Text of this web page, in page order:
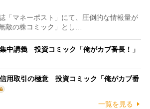
「マネーポスト」にて、圧倒的な情報量が
敵の株コミック」とし…
中講義 投資コミック「俺がカブ番長！」
用取引の極意 投資コミック「俺がカブ番
一覧を見る